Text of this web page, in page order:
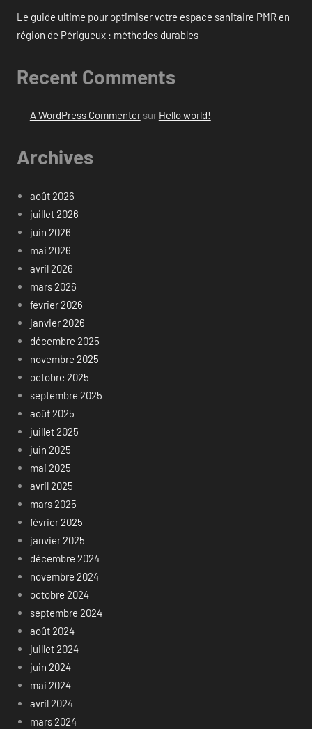
Le guide ultime pour optimiser votre espace sanitaire PMR en
région de Périgueux : méthodes durables
Recent Comments
A WordPress Commentersur Hello world!
Archives
août 2026
juillet 2026
juin 2026
mai 2026
avril 2026
mars 2026
février 2026
janvier 2026
décembre 2025
novembre 2025
octobre 2025
septembre 2025
août 2025
juillet 2025
juin 2025
mai 2025
avril 2025
mars 2025
février 2025
janvier 2025
décembre 2024
novembre 2024
octobre 2024
septembre 2024
août 2024
juillet 2024
juin 2024
mai 2024
avril 2024
mars 2024